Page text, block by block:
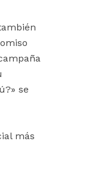
se
más